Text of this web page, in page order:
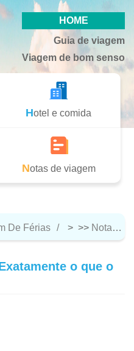
HOME
Guia de viagem
Viagem de bom senso
Hotel e comida
Notas de viagem
De Férias > >> Notas De Viagem
o que o